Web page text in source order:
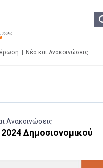
Νέα και Ανακοινώσεις
Ανακοινώσεις
Δημοσιονομικού